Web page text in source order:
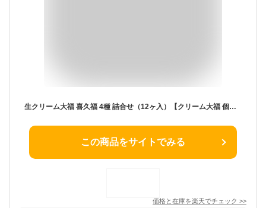
生クリーム大福 喜久福 4種 詰合せ（12ヶ入）【クリーム大福 個包装 詰め合わせ 冷凍 和菓子 お菓子 国産 えだまめ 枝豆 ぬたもち もち米 仙台 宮城 老舗 お土産 内祝い 出産祝い プチギフト ご挨拶 手土産 お取り寄せ 】
この商品をサイトでみる
価格と在庫を楽天でチェック >>